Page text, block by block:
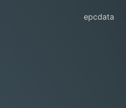
epcdata